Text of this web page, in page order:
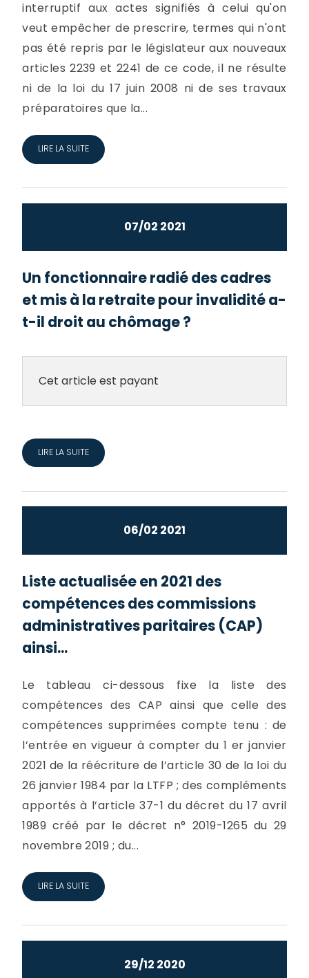
interruptif aux actes signifiés à celui qu'on
veut empêcher de prescrire, termes qui n'ont
pas été repris par le législateur aux nouveaux
articles 2239 et 2241 de ce code, il ne résulte
ni de la loi du 17 juin 2008 ni de ses travaux
préparatoires que la...
LIRE LA SUITE
07/02 2021
Un fonctionnaire radié des cadres
et mis à la retraite pour invalidité a-
t-il droit au chômage ?
Cet article est payant
LIRE LA SUITE
06/02 2021
Liste actualisée en 2021 des
compétences des commissions
administratives paritaires (CAP)
ainsi...
Le tableau ci-dessous fixe la liste des
compétences des CAP ainsi que celle des
compétences supprimées compte tenu : de
l’entrée en vigueur à compter du 1 er janvier
2021 de la réécriture de l’article 30 de la loi du
26 janvier 1984 par la LTFP ; des compléments
apportés à l’article 37-1 du décret du 17 avril
1989 créé par le décret n° 2019-1265 du 29
novembre 2019 ; du...
LIRE LA SUITE
29/12 2020